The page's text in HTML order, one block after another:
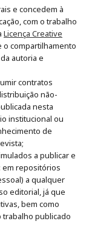
e concedem à
com o trabalho
Licença Creative
o compartilhamento
autoria e
contratos
não-
nesta
institucional ou
de
a publicar e
em repositórios
a qualquer
editorial, já que
bem como
trabalho publicado